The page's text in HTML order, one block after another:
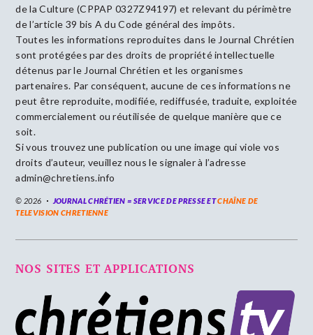
de la Culture (CPPAP 0327Z94197) et relevant du périmètre
de l’article 39 bis A du Code général des impôts.
Toutes les informations reproduites dans le Journal Chrétien
sont protégées par des droits de propriété intellectuelle
détenus par le Journal Chrétien et les organismes
partenaires. Par conséquent, aucune de ces informations ne
peut être reproduite, modifiée, rediffusée, traduite, exploitée
commercialement ou réutilisée de quelque manière que ce
soit.
Si vous trouvez une publication ou une image qui viole vos
droits d’auteur, veuillez nous le signaler à l’adresse
admin@chretiens.info
© 2026 JOURNAL CHRÉTIEN = SERVICE DE PRESSE ETCHAÎNE DE
TELEVISION CHRETIENNE
NOS SITES ET APPLICATIONS